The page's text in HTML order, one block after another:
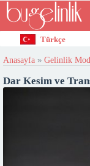
Türkçe
Anasayfa » Gelinlik
Dar Kesim ve